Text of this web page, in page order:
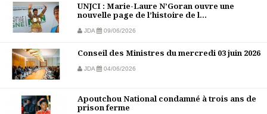
UNJCI : Marie-Laure N’Goran ouvre une
nouvelle page de l’histoire de l...
JDA 09/06/2026
Conseil des Ministres du mercredi 03 juin 2026
JDA 04/06/2026
Apoutchou National condamné à trois ans de
prison ferme